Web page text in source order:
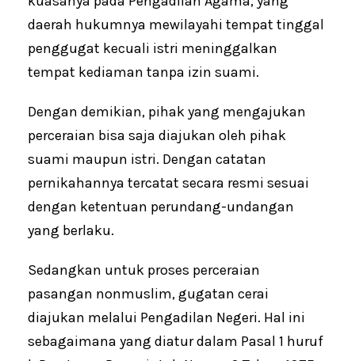
daerah hukumnya mewilayahi tempat tinggal
penggugat kecuali istri meninggalkan
tempat kediaman tanpa izin suami.
Dengan demikian, pihak yang mengajukan
perceraian bisa saja diajukan oleh pihak
suami maupun istri. Dengan catatan
pernikahannya tercatat secara resmi sesuai
dengan ketentuan perundang-undangan
yang berlaku.
Sedangkan untuk proses perceraian
pasangan nonmuslim, gugatan cerai
diajukan melalui Pengadilan Negeri. Hal ini
sebagaimana yang diatur dalam Pasal 1 huruf